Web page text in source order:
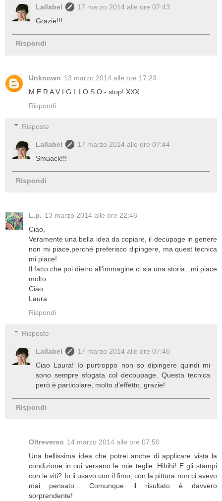
Lallabel
17 marzo 2014 alle ore 07:43
Grazie!!!
Rispondi
Unknown 13 marzo 2014 alle ore 17:23
M E R A V I G L I O S O - stop! XXX
Rispondi
Risposte
Lallabel
17 marzo 2014 alle ore 07:44
Smuack!!!
Rispondi
L.p. 13 marzo 2014 alle ore 22:46
Ciao,
Veramente una bella idea da copiare, il decupage in genere
non mi piace,perché preferisco dipingere, ma quest tecnica
mi piace!
Il fatto che poi dietro all'immagine ci sia una storia...mi piace
molto
Ciao
Laura
Rispondi
Risposte
Lallabel
17 marzo 2014 alle ore 07:46
Ciao Laura! Io purtroppo non so dipingere quindi mi
sono sempre sfogata col decoupage. Questa tecnica
però è particolare, molto d'effetto, grazie!
Rispondi
Oltreverso 14 marzo 2014 alle ore 07:50
Una bellissima idea che potrei anche di applicare vista la
condizione in cui versano le mie teglie. Hihihi! E gli stampi
con le viti? Io li usavo con il fimo, con la pittura non ci avevo
mai pensato... Comunque il risultato è davvero
sorprendente!